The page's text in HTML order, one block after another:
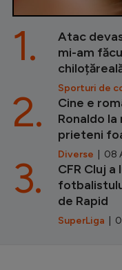
Atac
mi-am
Sporturi de
1.
Cine e
Ronaldo la
prieteni
Diverse | 08
2.
CFR Cluj
de Rapid
SuperLiga |
3.